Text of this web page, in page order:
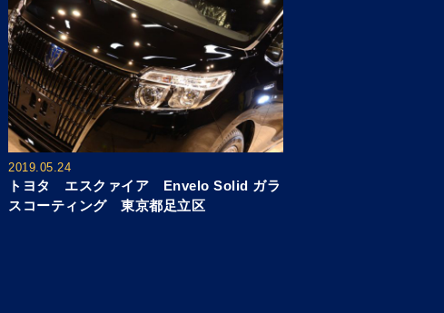
2019.05.24
トヨタ エスクァイア Envelo Solid ガラ
スコーティング 東京都足立区